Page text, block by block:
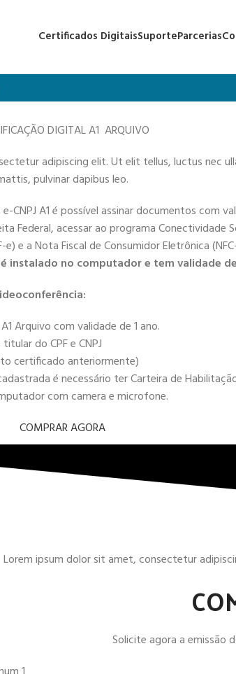
Certificados DigitaisSuporteParcerias
DIGITAL A1 ARQUIVO
adipiscing elit. Ut elit tellus, luctus nec
pulvinar dapibus leo.
CNPJ A1 é possível assinar documentos com
Federal, acessar ao programa Conectividade
e a Nota Fiscal de Consumidor Eletrônica
instalado no computador e tem validade
Arquivo com validade de 1 ano.
do CPF e CNPJ
certificado anteriormente)
é necessário ter Carteira de
com camera e microfone.
COMPRAR AGORA
Lorem ipsum dolor sit amet, consectetur
Solicite agora a emissão